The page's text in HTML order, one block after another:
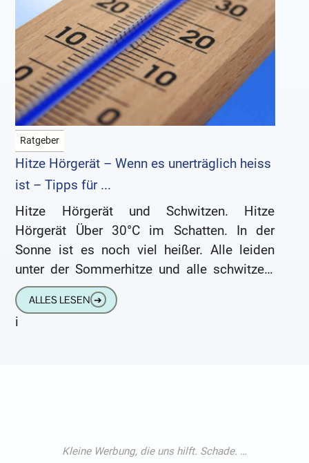
Ratgeber
Hitze Hörgerät – Wenn es unerträglich heiss
ist – Tipps für ...
Hitze Hörgerät und Schwitzen. Hitze
Hörgerät Über 30°C im Schatten. In der
Sonne ist es noch viel heißer. Alle leiden
unter der Sommerhitze und alle schwitzen.
Mancher Hörgeräteträger leidet ganz
ALLES LESEN ➔
i